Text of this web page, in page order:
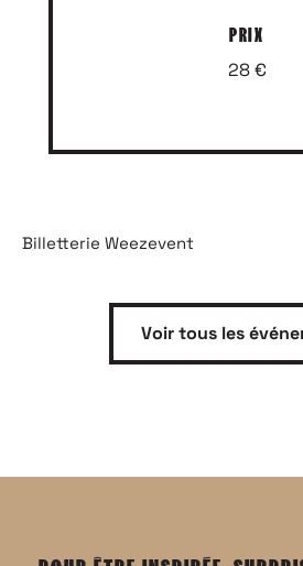
PRIX
28 €
Billetterie Weezevent
Voir tous les